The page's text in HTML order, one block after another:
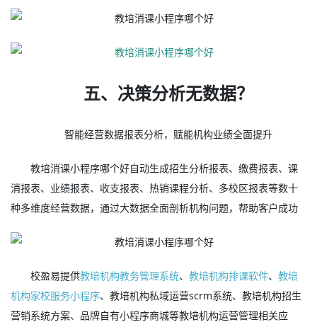
五、决策分析无数据？
智能经营数据报表分析，赋能机构业绩全面提升
教培消课小程序哪个好自动生成招生分析报表、缴费报表、课
消报表、业绩报表、收支报表、热销课程分析、多校区报表等数十
种多维度经营数据，通过大数据全面剖析机构问题，帮助客户成功
校盈易提供教培机构教务管理系统、教培机构排课软件、教培
机构家校服务小程序、教培机构私域运营scrm系统、教培机构招生
营销系统方案、品牌自有小程序商城等教培机构运营管理相关应